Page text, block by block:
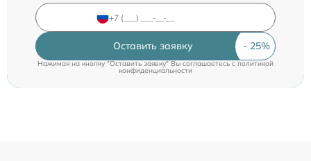
Оставить заявку
Нажимая на кнопку "Оставить заявку" Вы соглашаетесь cполитикой
конфиденциальности